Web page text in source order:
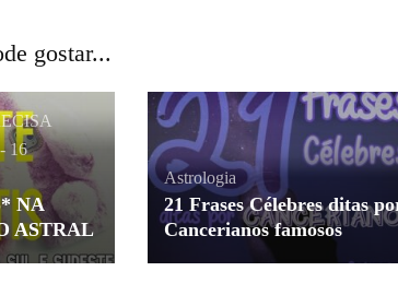
gostar...
16
NA
ASTRAL
Astrologia
21 Frases Célebres ditas
Cancerianos famosos